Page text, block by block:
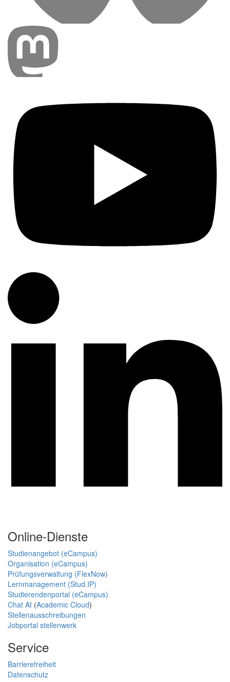
Online-Dienste
Studienangebot (eCampus)
Organisation (eCampus)
Prüfungsverwaltung (FlexNow)
Lernmanagement (Stud.IP)
Studierendenportal (eCampus)
Chat AI (Academic Cloud)
Stellenausschreibungen
Jobportal stellenwerk
Service
Barrierefreiheit
Datenschutz